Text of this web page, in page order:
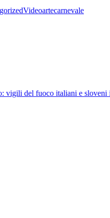
Videoartecarnevale
del fuoco italiani e sloveni